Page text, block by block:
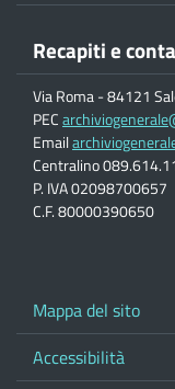
Recapiti e
Via Roma - 84121
PEC
Email
Centralino
P. IVA 02098700657
C.F. 80000390650
Mappa del sito
Accessibilità